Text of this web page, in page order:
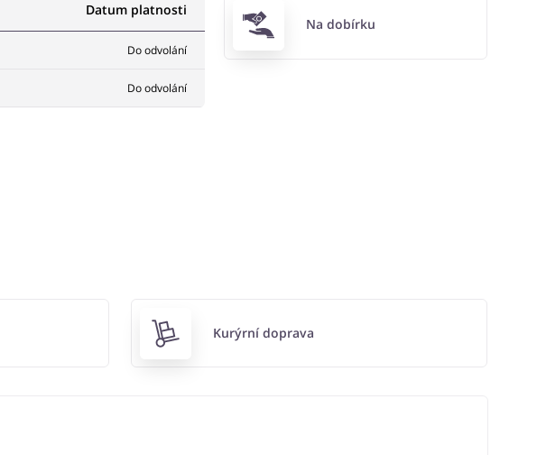
Datum platnosti
Do odvolání
Do odvolání
Na dobírku
Kurýrní doprava